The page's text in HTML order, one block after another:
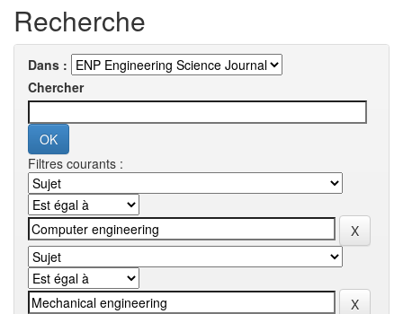
Recherche
Dans :
Chercher
Filtres courants :